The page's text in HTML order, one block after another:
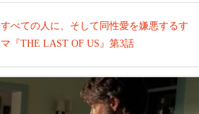
べての人に、そして同性愛を嫌悪するす
『THE LAST OF US』第3話